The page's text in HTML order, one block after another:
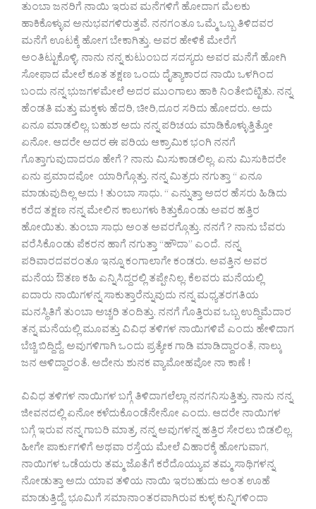
ತುಂಬಾ ಜನರಿಗೆ ನಾಯಿ ಇರುವ ಮನೆಗಳಿಗೆ ಹೋದಾಗ ಮೆಲಕು
ಹಾಕಿಕೊಳ್ಳುವ ಅನುಭವಗಳಿರುತ್ತವೆ. ನನಗಂತೂ ಒಮ್ಮೆ ಒಬ್ಬ ತಿಳಿದವರ
ಮನೆಗೆ ಊಟಕ್ಕೆ ಹೋಗ ಬೇಕಾಗಿತ್ತು. ಅವರ ಹೇಳಿಕೆ ಮೇರೆಗೆ
ಅಂತಿಟ್ಟುಕೊಳ್ಳಿ. ನಾನು ನನ್ನ ಕುಟುಂಬದ ಸದಸ್ಯರು ಅವರ ಮನೆಗೆ ಹೋಗಿ
ಸೋಫಾದ ಮೇಲೆ ಕೂತ ತಕ್ಷಣ ಒಂದು ದೈತ್ಯಾಕಾರದ ನಾಯಿ ಒಳಗಿಂದ
ಬಂದು ನನ್ನ ಭುಜಗಳಮೇಲೆ ಅದರ ಮುಂಗಾಲು ಹಾಕಿ ನಿಂತೇಬಿಟ್ಟಿತು. ನನ್ನ
ಹೆಂಡತಿ ಮತ್ತು ಮಕ್ಕಳು ಹೆದರಿ, ಚೀರಿ,ದೂರ ಸರಿದು ಹೋದರು. ಅದು
ಏನೂ ಮಾಡಲಿಲ್ಲ. ಬಹುಶ ಅದು ನನ್ನ ಪರಿಚಯ ಮಾಡಿಕೊಳ್ಳುತ್ತಿತ್ತೋ
ಏನೋ. ಆದರೇ ಅದರ ಈ ಪರಿಯ ಆಕ್ರಾಮಿಕ ಭಂಗಿ ನನಗೆ
ಗೊತ್ತಾಗುವುದಾದರೂ ಹೇಗೆ ? ನಾನು ಮಿಸುಕಾಡಲಿಲ್ಲ. ಏನು ಮಿಸುಕಿದರೇ
ಏನು ಪ್ರಮಾದವೋ ಯಾರಿಗ್ಗೊತ್ತು. ನನ್ನ ಮಿತ್ರರು ನಗುತ್ತಾ “ ಏನೂ
ಮಾಡುವುದಿಲ್ಲ ಅದು ! ತುಂಬಾ ಸಾಧು. “ ಎನ್ನುತ್ತಾ ಅದರ ಹೆಸರು ಹಿಡಿದು
ಕರೆದ ತಕ್ಷಣ ನನ್ನ ಮೇಲಿನ ಕಾಲುಗಳು ಕಿತ್ತುಕೊಂಡು ಅವರ ಹತ್ತಿರ
ಹೋಯಿತು. ತುಂಬಾ ಸಾಧು ಅಂತ ಅವರಗ್ಗೊತ್ತು. ನನಗೆ ? ನಾನು ಬೆವರು
ವರೆಸಿಕೊಂಡು ಪೆಕರನ ಹಾಗೆ ನಗುತ್ತಾ “ಹೌದಾ” ಎಂದೆ. ನನ್ನ
ಪರಿವಾರದವರಂತೂ ಇನ್ನೂ ಕಂಗಾಲಾಗೇ ಕಂಡರು. ಅವತ್ತಿನ ಅವರ
ಮನೆಯ ಔತಣ ಕಹಿ ಎನ್ನಿಸಿದ್ದರಲ್ಲಿ ತಪ್ಪೇನಿಲ್ಲ. ಕೆಲವರು ಮನೆಯಲ್ಲಿ
ಐದಾರು ನಾಯಿಗಳನ್ನ ಸಾಕುತ್ತಾರೆನ್ನುವುದು ನನ್ನ ಮಧ್ಯತರಗತಿಯ
ಮನಸ್ಥಿತಿಗೆ ತುಂಬಾ ಅಚ್ಚರಿ ತಂದಿತ್ತು. ನನಗೆ ಗೊತ್ತಿರುವ ಒಬ್ಬ ಉದ್ದಿಮೆದಾರ
ತನ್ನ ಮನೆಯಲ್ಲಿ ಮೂವತ್ತು ವಿವಿಧ ತಳಿಗಳ ನಾಯಿಗಳಿವೆ ಎಂದು ಹೇಳಿದಾಗ
ಬೆಚ್ಚಿ ಬಿದ್ದಿದ್ದೆ. ಅವುಗಳಿಗಾಗಿ ಒಂದು ಪ್ರತ್ಯೇಕ ಗಾಡಿ ಮಾಡಿದ್ದಾರಂತೆ, ನಾಲ್ಕು
ಜನ ಆಳಿದ್ದಾರಂತೆ. ಅದೇನು ಶುನಕ ವ್ಯಾಮೋಹವೋ ನಾ ಕಾಣೆ !
ವಿವಿಧ ತಳಿಗಳ ನಾಯಿಗಳ ಬಗ್ಗೆ ತಿಳಿದಾಗಲೆಲ್ಲಾ ನನಗನಿಸುತ್ತಿತ್ತು, ನಾನು ನನ್ನ
ಜೀವನದಲ್ಲಿ ಏನೋ ಕಳೆದುಕೊಂಡೆನೇನೋ ಎಂದು. ಆದರೇ ನಾಯಿಗಳ
ಬಗ್ಗೆ ಇರುವ ನನ್ನ ಗಾಬರಿ ಮಾತ್ರ, ನನ್ನ ಅವುಗಳನ್ನ ಹತ್ತಿರ ಸೇರಲು ಬಿಡಲಿಲ್ಲ.
ಹೀಗೇ ಪಾರ್ಕುಗಳಿಗೆ ಅಥವಾ ರಸ್ತೆಯ ಮೇಲೆ ವಿಹಾರಕ್ಕೆ ಹೋಗುವಾಗ,
ನಾಯಿಗಳ ಒಡೆಯರು ತಮ್ಮ ಜೊತೆಗೆ ಕರೆದೊಯ್ಯುವ ತಮ್ಮ ಸಾಥಿಗಳನ್ನ
ನೋಡುತ್ತಾ ಅದು ಯಾವ ತಳಿಯ ನಾಯಿ ಇರಬಹುದು ಅಂತ ಊಹೆ
ಮಾಡುತ್ತಿದ್ದೆ. ಭೂಮಿಗೆ ಸಮಾನಾಂತರವಾಗಿರುವ ಕುಳ್ಳ ಕುನ್ನಿಗಳಿಂದಾ